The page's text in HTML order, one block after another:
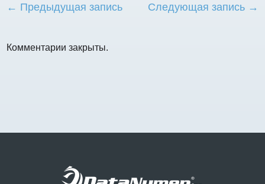
← Предыдущая запись Следующая запись →
Комментарии закрыты.